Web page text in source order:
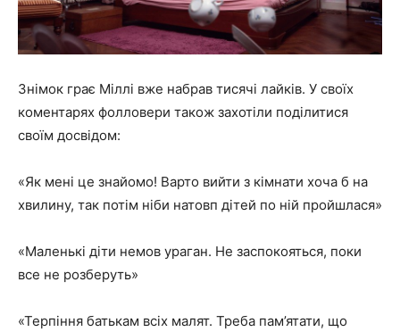
Знімок грає Міллі вже набрав тисячі лайків. У своїх
коментарях фолловери також захотіли поділитися
своїм досвідом:
«Як мені це знайомо! Варто вийти з кімнати хоча б на
хвилину, так потім ніби натовп дітей по ній пройшлася»
«Маленькі діти немов ураган. Не заспокояться, поки
все не розберуть»
«Терпіння батькам всіх малят. Треба пам’ятати, що